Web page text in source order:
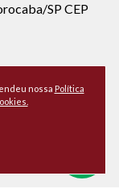
SP CEP
CPA
nossa Política